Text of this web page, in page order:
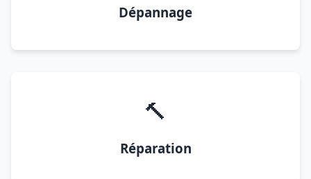
Dépannage
🔨
Réparation